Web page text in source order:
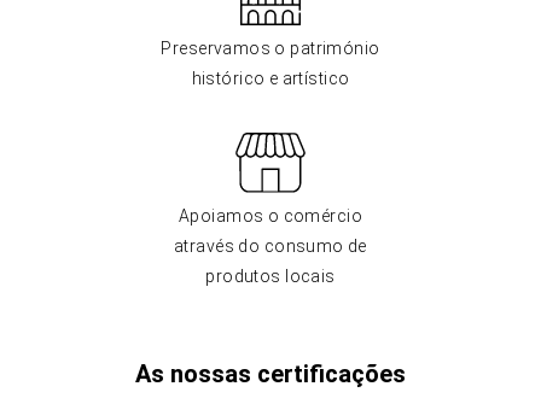
Preservamos o património
histórico e artístico
Apoiamos o comércio
através do consumo de
produtos locais
As nossas certificações